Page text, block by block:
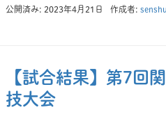
公開済み: 2023年4月21日 作成者:
【試合結果】第7回
技大会